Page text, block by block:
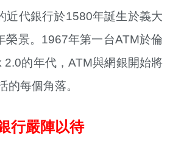
近代銀行於1580年誕生於義大
榮景。1967年第一台ATM於倫
的年代，ATM與網銀開始將
的每個角落。
行嚴陣以待